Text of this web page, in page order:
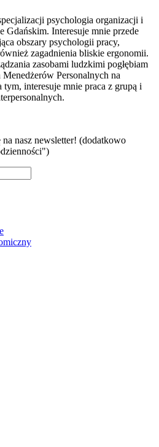
psychologia organizacji i
Gdańskim. Interesuje mnie przede
obszary psychologii pracy,
zagadnienia bliskie ergonomii.
zasobami ludzkimi pogłębiam
Personalnych na
interesuje mnie praca z grupą i
na nasz newsletter! (dodatkowo